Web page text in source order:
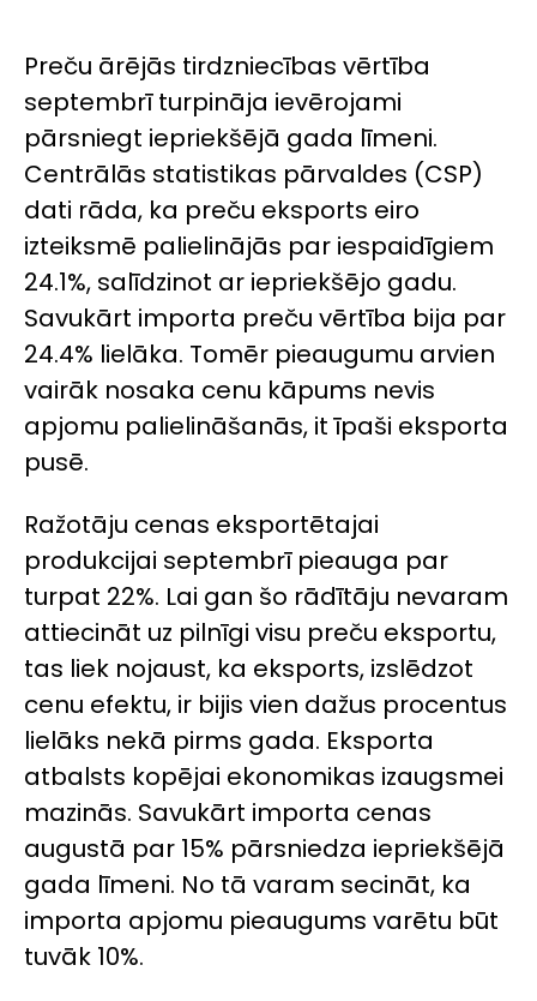
Preču ārējās tirdzniecības vērtība
septembrī turpināja ievērojami
pārsniegt iepriekšējā gada līmeni.
Centrālās statistikas pārvaldes (CSP)
dati rāda, ka preču eksports eiro
izteiksmē palielinājās par iespaidīgiem
24.1%, salīdzinot ar iepriekšējo gadu.
Savukārt importa preču vērtība bija par
24.4% lielāka. Tomēr pieaugumu arvien
vairāk nosaka cenu kāpums nevis
apjomu palielināšanās, it īpaši eksporta
pusē.
Ražotāju cenas eksportētajai
produkcijai septembrī pieauga par
turpat 22%. Lai gan šo rādītāju nevaram
attiecināt uz pilnīgi visu preču eksportu,
tas liek nojaust, ka eksports, izslēdzot
cenu efektu, ir bijis vien dažus procentus
lielāks nekā pirms gada. Eksporta
atbalsts kopējai ekonomikas izaugsmei
mazinās. Savukārt importa cenas
augustā par 15% pārsniedza iepriekšējā
gada līmeni. No tā varam secināt, ka
importa apjomu pieaugums varētu būt
tuvāk 10%.